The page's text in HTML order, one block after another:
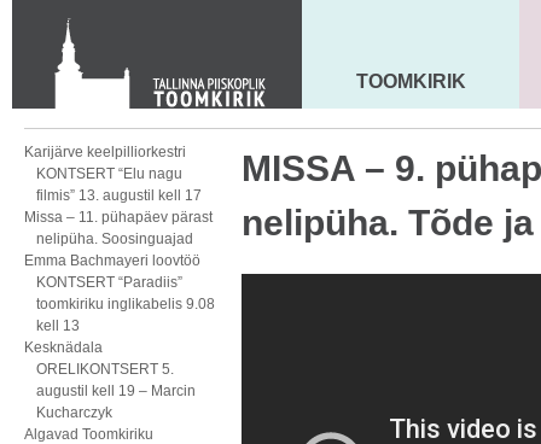
KONTAKT
Toom-Kooli 6, 10130 TALLINN
tallinna.toom@eelk.ee
MAARJA KIRIK
TOOMKIRIK
Karijärve keelpilliorkestri
KONTSERT “Elu nagu
filmis” 13. augustil kell 17
Missa – 11. pühapäev pärast
nelipüha. Soosinguajad
Emma Bachmayeri loovtöö
KONTSERT “Paradiis”
toomkiriku inglikabelis 9.08
kell 13
Kesknädala
ORELIKONTSERT 5.
augustil kell 19 – Marcin
Kucharczyk
Algavad Toomkiriku
MISSA – 9.
nelipüha. Tõde